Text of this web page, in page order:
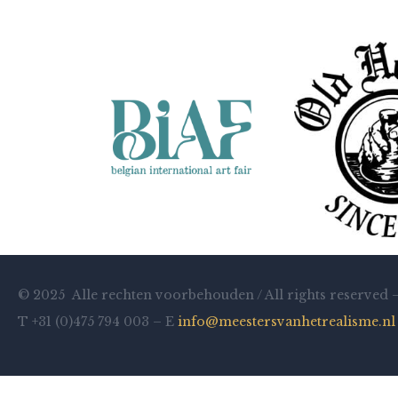
© 2025 Alle rechten voorbehouden / All rights reserved
T +31 (0)475 794 003 – E info@meestersvanhetrealisme.nl